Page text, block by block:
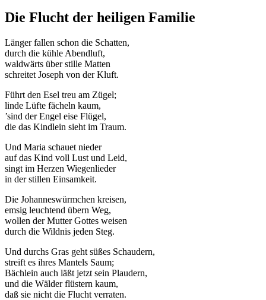
Die Flucht der heiligen Familie
Länger fallen schon die Schatten,
durch die kühle Abendluft,
waldwärts über stille Matten
schreitet Joseph von der Kluft.
Führt den Esel treu am Zügel;
linde Lüfte fächeln kaum,
’sind der Engel eise Flügel,
die das Kindlein sieht im Traum.
Und Maria schauet nieder
auf das Kind voll Lust und Leid,
singt im Herzen Wiegenlieder
in der stillen Einsamkeit.
Die Johanneswürmchen kreisen,
emsig leuchtend übern Weg,
wollen der Mutter Gottes weisen
durch die Wildnis jeden Steg.
Und durchs Gras geht süßes Schaudern,
streift es ihres Mantels Saum;
Bächlein auch läßt jetzt sein Plaudern,
und die Wälder flüstern kaum,
daß sie nicht die Flucht verraten.